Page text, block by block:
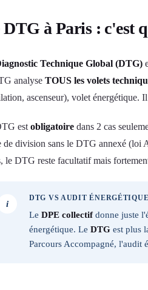
à Paris : c'est
Technique Global (DTG)
analyse TOUS les volets
ascenseur), volet énergétique.
est obligatoire dans 2 cas
de division sans le DTG annexé (loi
le DTG reste facultatif mais
i
DTG VS AUDIT
Le DPE collectifdonne juste
énergétique. Le DTG est plus
Parcours Accompagné, l'audit